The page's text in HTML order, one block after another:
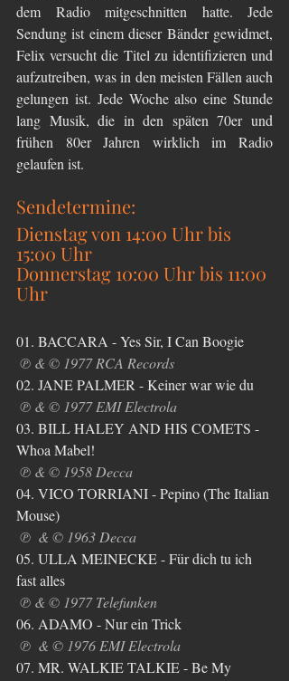
dem Radio mitgeschnitten hatte. Jede
Sendung ist einem dieser Bänder gewidmet,
Felix versucht die Titel zu identifizieren und
aufzutreiben, was in den meisten Fällen auch
gelungen ist. Jede Woche also eine Stunde
lang Musik, die in den späten 70er und
frühen 80er Jahren wirklich im Radio
gelaufen ist.
Sendetermine:
Dienstag von 14:00 Uhr bis
15:00 Uhr
Donnerstag 10:00 Uhr bis 11:00
Uhr
01. BACCARA - Yes Sir, I Can Boogie
℗ & © 1977 RCA Records
02. JANE PALMER - Keiner war wie du
℗ & © 1977 EMI Electrola
03. BILL HALEY AND HIS COMETS -
Whoa Mabel!
℗ & © 1958 Decca
04. VICO TORRIANI - Pepino (The Italian
Mouse)
℗  & © 1963 Decca
05. ULLA MEINECKE - Für dich tu ich
fast alles
℗ & © 1977 Telefunken
06. ADAMO - Nur ein Trick
℗  & © 1976 EMI Electrola
07. MR. WALKIE TALKIE - Be My